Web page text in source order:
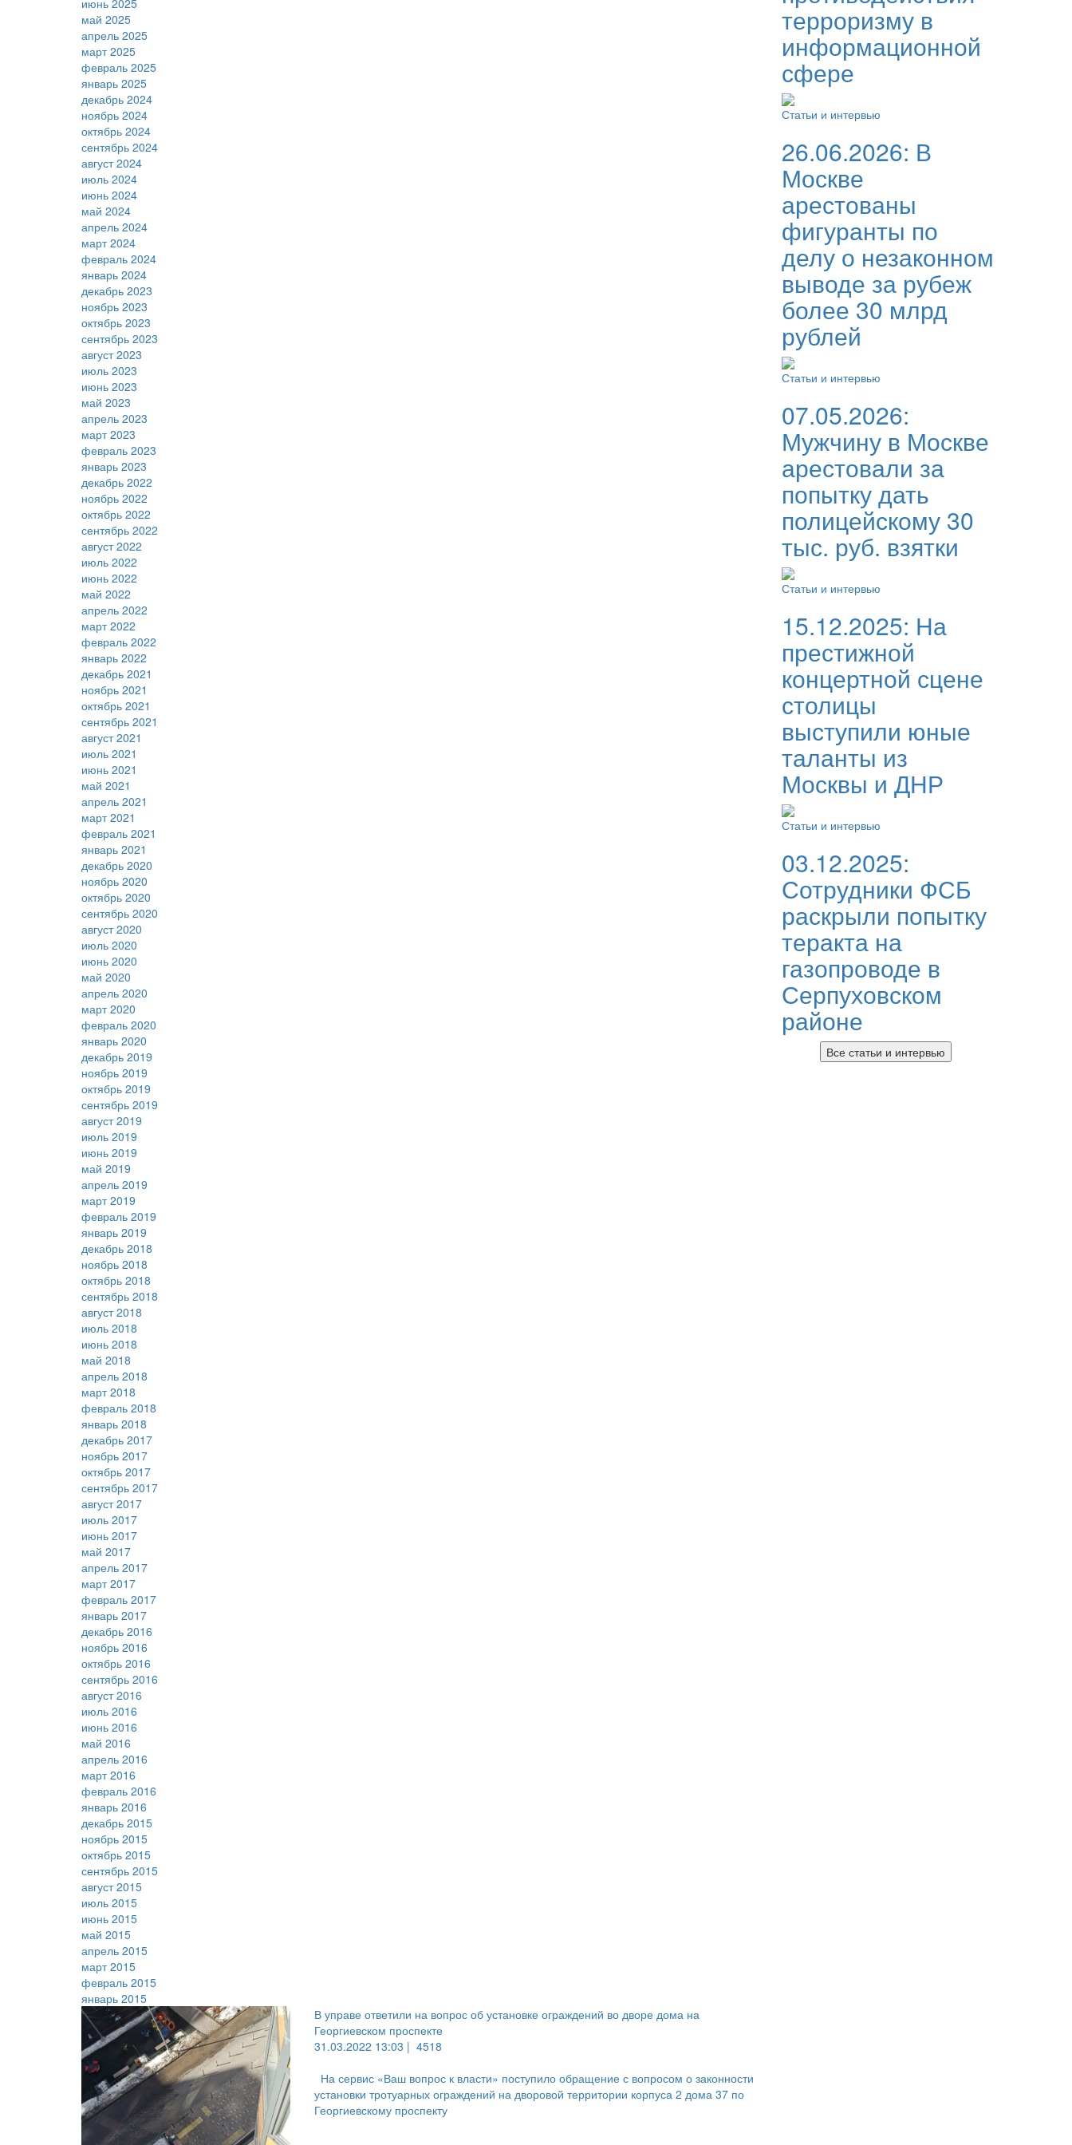
июнь 2025
май 2025
апрель 2025
март 2025
февраль 2025
январь 2025
декабрь 2024
ноябрь 2024
октябрь 2024
сентябрь 2024
август 2024
июль 2024
июнь 2024
май 2024
апрель 2024
март 2024
февраль 2024
январь 2024
декабрь 2023
ноябрь 2023
октябрь 2023
сентябрь 2023
август 2023
июль 2023
июнь 2023
май 2023
апрель 2023
март 2023
февраль 2023
январь 2023
декабрь 2022
ноябрь 2022
октябрь 2022
сентябрь 2022
август 2022
июль 2022
июнь 2022
май 2022
апрель 2022
март 2022
февраль 2022
январь 2022
декабрь 2021
ноябрь 2021
октябрь 2021
сентябрь 2021
август 2021
июль 2021
июнь 2021
май 2021
апрель 2021
март 2021
февраль 2021
январь 2021
декабрь 2020
ноябрь 2020
октябрь 2020
сентябрь 2020
август 2020
июль 2020
июнь 2020
май 2020
апрель 2020
март 2020
февраль 2020
январь 2020
декабрь 2019
ноябрь 2019
октябрь 2019
сентябрь 2019
август 2019
июль 2019
июнь 2019
май 2019
апрель 2019
март 2019
февраль 2019
январь 2019
декабрь 2018
ноябрь 2018
октябрь 2018
сентябрь 2018
август 2018
июль 2018
июнь 2018
май 2018
апрель 2018
март 2018
февраль 2018
январь 2018
декабрь 2017
ноябрь 2017
октябрь 2017
сентябрь 2017
август 2017
июль 2017
июнь 2017
май 2017
апрель 2017
март 2017
февраль 2017
январь 2017
декабрь 2016
ноябрь 2016
октябрь 2016
сентябрь 2016
август 2016
июль 2016
июнь 2016
май 2016
апрель 2016
март 2016
февраль 2016
январь 2016
декабрь 2015
ноябрь 2015
октябрь 2015
сентябрь 2015
август 2015
июль 2015
июнь 2015
май 2015
апрель 2015
март 2015
февраль 2015
январь 2015
В управе ответили на вопрос об установке ограждений во дворе дома на
Георгиевском проспекте
31.03.2022 13:03 | 4518
На сервис «Ваш вопрос к власти» поступило обращение с вопросом о законности
установки тротуарных ограждений на дворовой территории корпуса 2 дома 37 по
Георгиевскому проспекту
терроризму в
информационной
сфере
Статьи и интервью
26.06.2026: В
Москве
арестованы
фигуранты по
делу о незаконном
выводе за рубеж
более 30 млрд
рублей
Статьи и интервью
07.05.2026:
Мужчину в Москве
арестовали за
попытку дать
полицейскому 30
тыс. руб. взятки
Статьи и интервью
15.12.2025: На
престижной
концертной сцене
столицы
выступили юные
таланты из
Москвы и ДНР
Статьи и интервью
03.12.2025:
Сотрудники ФСБ
раскрыли попытку
теракта на
газопроводе в
Серпуховском
районе
Все статьи и интервью